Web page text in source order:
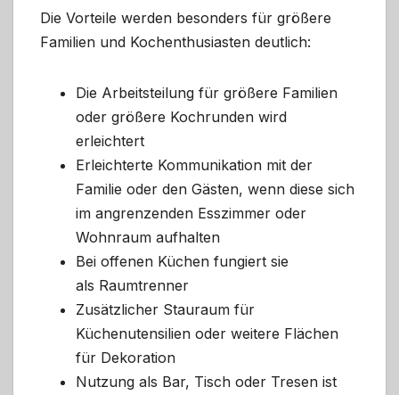
Die Vorteile werden besonders für größere
Familien und Kochenthusiasten deutlich:
Die Arbeitsteilung für größere Familien
oder größere Kochrunden wird
erleichtert
Erleichterte Kommunikation mit der
Familie oder den Gästen, wenn diese sich
im angrenzenden Esszimmer oder
Wohnraum aufhalten
Bei offenen Küchen fungiert sie
als Raumtrenner
Zusätzlicher Stauraum für
Küchenutensilien oder weitere Flächen
für Dekoration
Nutzung als Bar, Tisch oder Tresen ist